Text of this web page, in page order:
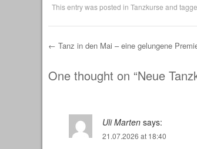
This entry was posted in Tanzkurse and
Post navigation
← Tanz in den Mai – eine gelungene
One thought on “Neue
Uli Marten says:
21.07.2026 at 18:40